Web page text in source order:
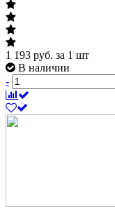
1 193 руб. за 1 шт
В наличии
-